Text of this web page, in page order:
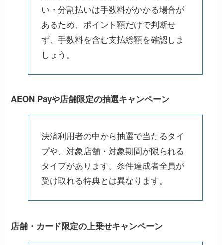
い・分割払いは手数料がかかる場合が
あるため、ポイント額だけで判断せ
ず、手数料を含む支払総額を確認しま
しょう。
AEON Payや店舗限定の抽選キャンペーン
決済利用者の中から抽選で当たるタイ
プや、対象店舗・対象期間が限られる
タイプがあります。条件達成者全員が
受け取れる特典とは異なります。
店舗・カード限定の上乗せキャンペーン